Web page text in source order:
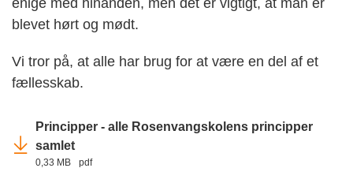
blevet hørt og mødt.
Vi tror på, at alle har brug for at være en del af et
fællesskab.
Principper - alle Rosenvangskolens principper
samlet
0,33 MB pdf